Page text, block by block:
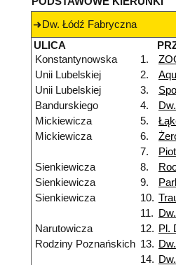
Dw. Łódź Fabryczna
ULICA
Konstantynowska
1.
Unii Lubelskiej
2.
Unii Lubelskiej
3.
Bandurskiego
4.
Mickiewicza
5.
Mickiewicza
6.
7.
Sienkiewicza
8.
Sienkiewicza
9.
Sienkiewicza
10.
11.
Narutowicza
12. Pl.
Rodziny Poznańskich 13.
14.